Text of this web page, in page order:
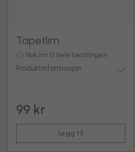
Tapetlim
Nok lim til hele bestillingen
Produktinformasjon
99 kr
Legg til